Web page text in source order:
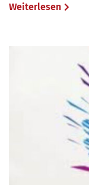
Weiterlesen